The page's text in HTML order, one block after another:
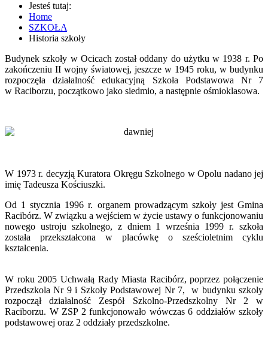
Jesteś tutaj:
Home
SZKOŁA
Historia szkoły
Budynek szkoły w Ocicach został oddany do użytku w 1938 r. Po
zakończeniu II wojny światowej, jeszcze w 1945 roku, w budynku
rozpoczęła działalność edukacyjną Szkoła Podstawowa Nr 7
w Raciborzu, początkowo jako siedmio, a następnie ośmioklasowa.
W 1973 r. decyzją Kuratora Okręgu Szkolnego w Opolu nadano jej
imię Tadeusza Kościuszki.
Od 1 stycznia 1996 r. organem prowadzącym szkoły jest Gmina
Racibórz. W związku a wejściem w życie ustawy o funkcjonowaniu
nowego ustroju szkolnego, z dniem 1 września 1999 r. szkoła
została przekształcona w placówkę o sześcioletnim cyklu
kształcenia.
W roku 2005 Uchwałą Rady Miasta Racibórz, poprzez połączenie
Przedszkola Nr 9 i Szkoły Podstawowej Nr 7, w budynku szkoły
rozpoczął działalność Zespół Szkolno-Przedszkolny Nr 2 w
Raciborzu. W ZSP 2 funkcjonowało wówczas 6 oddziałów szkoły
podstawowej oraz 2 oddziały przedszkolne.